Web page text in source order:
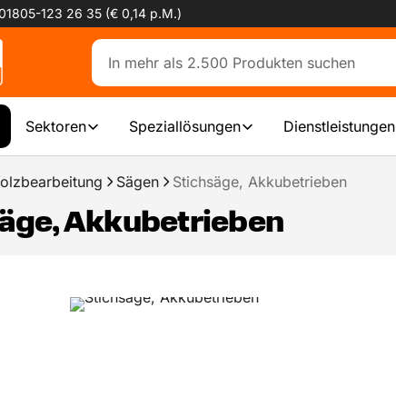
123 26 35 (€ 0,14 p.M.)
Sektoren Speziallösungen Dienstleistungen
Sägen Stichsäge, Akkubetrieben
Akkubetrieben